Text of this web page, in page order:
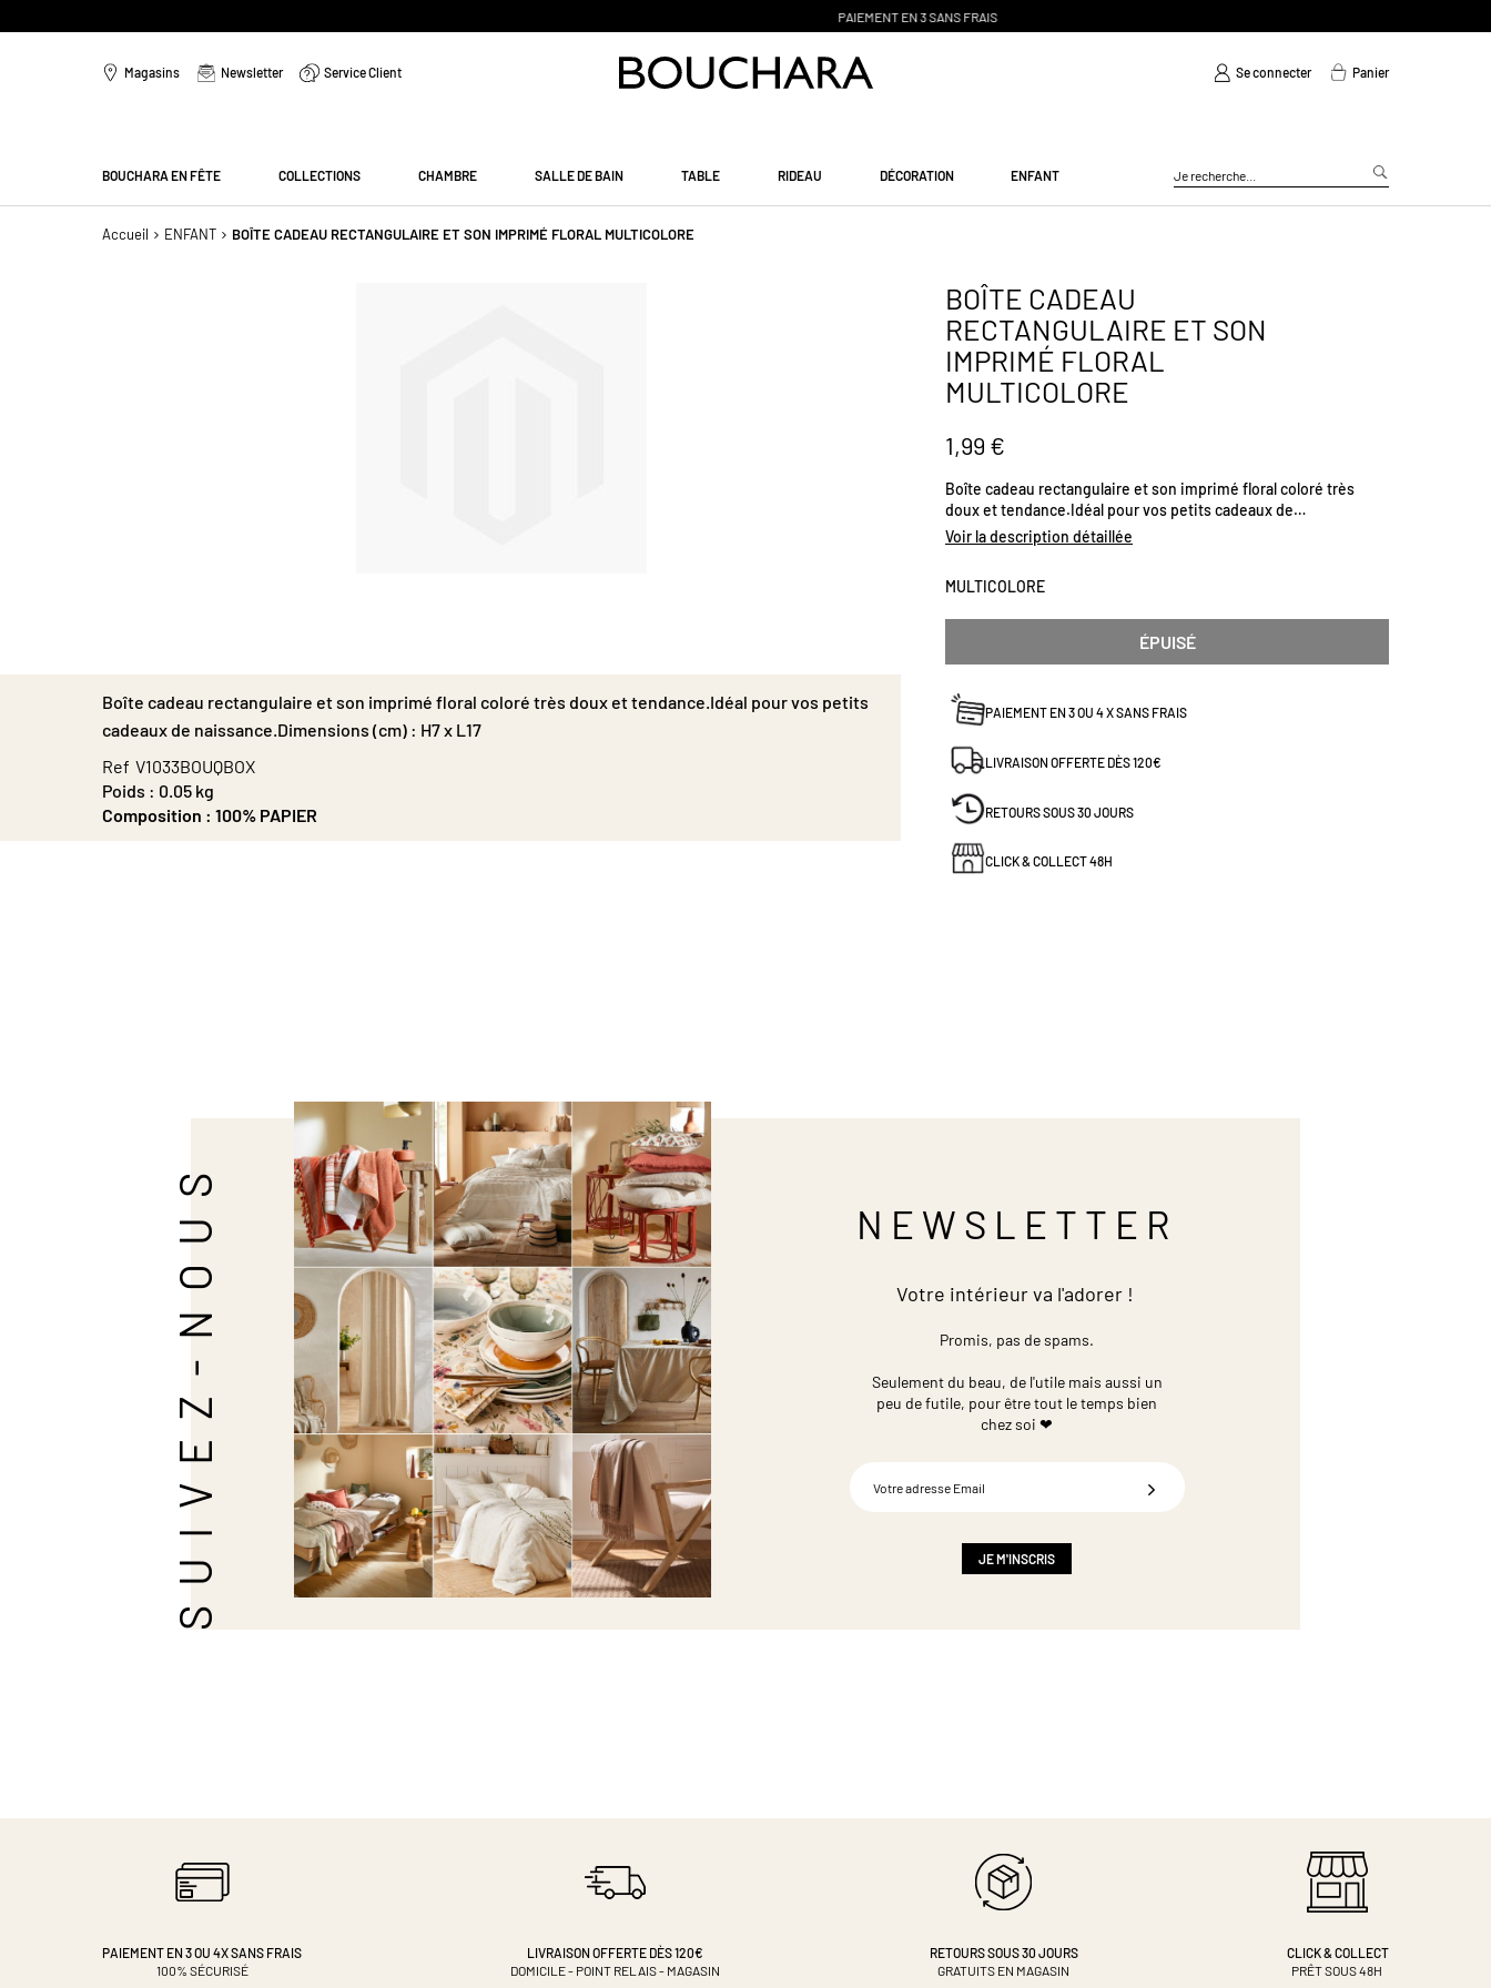
Magasins Newsletter Service Client Se connecter Panier
BOUCHARA EN FÊTE COLLECTIONS CHAMBRE SALLE DE BAIN TABLE RIDEAU DÉCORATION ENFANT
Accueil ENFANT BOÎTE CADEAU RECTANGULAIRE ET SON IMPRIMÉ FLORAL MULTICOLORE
d’images
BOÎTE CADEAU
RECTANGULAIRE ET SON
IMPRIMÉ FLORAL
MULTICOLORE
1,99 €
Boîte cadeau rectangulaire et son imprimé floral coloré très
doux et tendance.Idéal pour vos petits cadeaux de
naissance.Dimensions (cm) : H7 x L17
Voir la description détaillée
MULTICOLORE
ÉPUISÉ
PAIEMENT EN 3 OU 4 X SANS FRAIS
LIVRAISON OFFERTE DÈS 120€
RETOURS SOUS 30 JOURS
CLICK & COLLECT 48H
Boîte cadeau rectangulaire et son imprimé floral coloré très doux et tendance.Idéal pour vos petits
cadeaux de naissance.Dimensions (cm) : H7 x L17
Ref V1033BOUQBOX
Poids : 0.05 kg
Composition : 100% PAPIER
SUIVEZ-NOUS NEWSLETTER
Votre intérieur va l'adorer !
Promis, pas de spams.
Seulement du beau, de l'utile mais aussi un
peu de futile, pour être tout le temps bien
chez soi ❤
JE M'INSCRIS
PAIEMENT EN 3 OU 4XSANS FRAIS
100% SÉCURISÉ
LIVRAISON OFFERTE DÈS 120€
DOMICILE - POINT RELAIS - MAGASIN
RETOURS SOUS 30 JOURS
GRATUITS EN MAGASIN
CLICK & COLLECT
PRÊT SOUS 48H